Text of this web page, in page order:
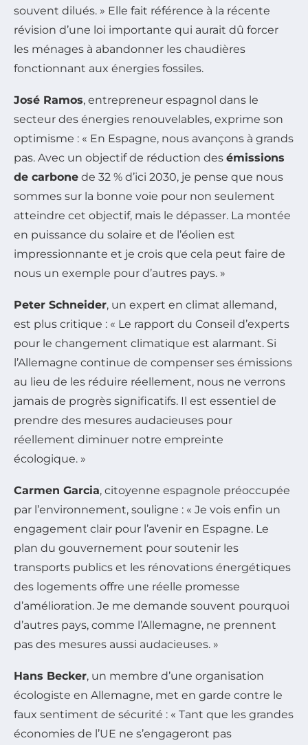
souvent dilués. » Elle fait référence à la récente
révision d’une loi importante qui aurait dû forcer
les ménages à abandonner les chaudières
fonctionnant aux énergies fossiles.
José Ramos, entrepreneur espagnol dans le
secteur des énergies renouvelables, exprime son
optimisme : « En Espagne, nous avançons à grands
pas. Avec un objectif de réduction des émissions
de carbone de 32 % d’ici 2030, je pense que nous
sommes sur la bonne voie pour non seulement
atteindre cet objectif, mais le dépasser. La montée
en puissance du solaire et de l’éolien est
impressionnante et je crois que cela peut faire de
nous un exemple pour d’autres pays. »
Peter Schneider, un expert en climat allemand,
est plus critique : « Le rapport du Conseil d’experts
pour le changement climatique est alarmant. Si
l’Allemagne continue de compenser ses émissions
au lieu de les réduire réellement, nous ne verrons
jamais de progrès significatifs. Il est essentiel de
prendre des mesures audacieuses pour
réellement diminuer notre empreinte
écologique. »
Carmen Garcia, citoyenne espagnole préoccupée
par l’environnement, souligne : « Je vois enfin un
engagement clair pour l’avenir en Espagne. Le
plan du gouvernement pour soutenir les
transports publics et les rénovations énergétiques
des logements offre une réelle promesse
d’amélioration. Je me demande souvent pourquoi
d’autres pays, comme l’Allemagne, ne prennent
pas des mesures aussi audacieuses. »
Hans Becker, un membre d’une organisation
écologiste en Allemagne, met en garde contre le
faux sentiment de sécurité : « Tant que les grandes
économies de l’UE ne s’engageront pas